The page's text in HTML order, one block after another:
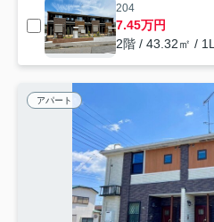
204
7.45万円
2階 / 43.32㎡ /
アパート